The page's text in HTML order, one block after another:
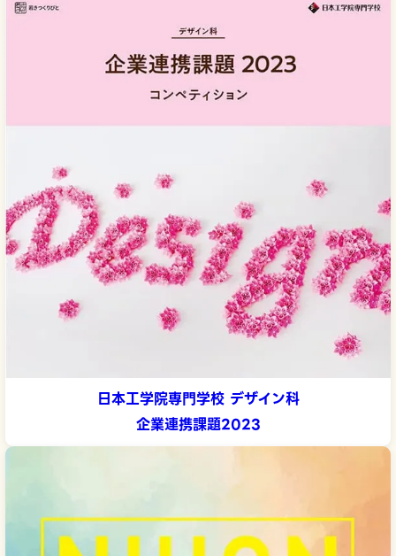
日本工学院専門学校 デザイン科
企業連携課題2023